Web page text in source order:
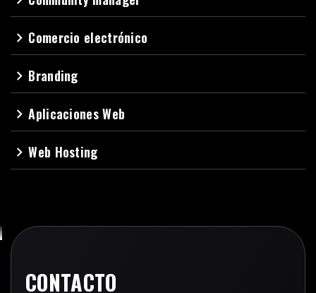
navigate_next Comercio electrónico
navigate_next Branding
navigate_nextAplicaciones Web
navigate_nextWeb Hosting
CONTACTO